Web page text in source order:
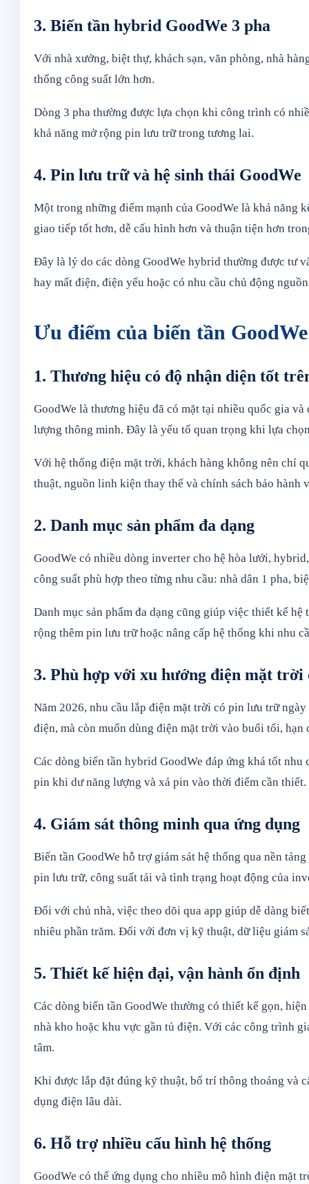
3. Biến tần hybrid GoodWe 3 pha
Với nhà xưởng, biệt thự, khách sạn, văn phòng, nhà
thống công suất lớn hơn.
Dòng 3 pha thường được lựa chọn khi công trình có
khả năng mở rộng pin lưu trữ trong tương lai.
4. Pin lưu trữ và hệ sinh thái GoodWe
Một trong những điểm mạnh của GoodWe là khả năng
giao tiếp tốt hơn, dễ cấu hình hơn và thuận tiện hơn
Đây là lý do các dòng GoodWe hybrid thường được tư
hay mất điện, điện yếu hoặc có nhu cầu chủ động
Ưu điểm của biến tần
1. Thương hiệu có độ nhận diện tốt
GoodWe là thương hiệu đã có mặt tại nhiều quốc gia
lượng thông minh. Đây là yếu tố quan trọng khi lựa
Với hệ thống điện mặt trời, khách hàng không nên chỉ
thuật, nguồn linh kiện thay thế và chính sách bảo hành
2. Danh mục sản phẩm đa dạng
GoodWe có nhiều dòng inverter cho hệ hòa lưới,
công suất phù hợp theo từng nhu cầu: nhà dân 1 pha,
Danh mục sản phẩm đa dạng cũng giúp việc thiết kế
rộng thêm pin lưu trữ hoặc nâng cấp hệ thống khi nhu
3. Phù hợp với xu hướng điện mặt
Năm 2026, nhu cầu lắp điện mặt trời có pin lưu trữ
điện, mà còn muốn dùng điện mặt trời vào buổi tối,
Các dòng biến tần hybrid GoodWe đáp ứng khá tốt
pin khi dư năng lượng và xả pin vào thời điểm cần thiết.
4. Giám sát thông minh qua ứng dụng
Biến tần GoodWe hỗ trợ giám sát hệ thống qua nền
pin lưu trữ, công suất tải và tình trạng hoạt động của
Đối với chủ nhà, việc theo dõi qua app giúp dễ dàng
nhiêu phần trăm. Đối với đơn vị kỹ thuật, dữ liệu giám
5. Thiết kế hiện đại, vận hành ổn định
Các dòng biến tần GoodWe thường có thiết kế gọn,
nhà kho hoặc khu vực gần tủ điện. Với các công trình
tâm.
Khi được lắp đặt đúng kỹ thuật, bố trí thông thoáng và
dụng điện lâu dài.
6. Hỗ trợ nhiều cấu hình hệ thống
GoodWe có thể ứng dụng cho nhiều mô hình điện mặt